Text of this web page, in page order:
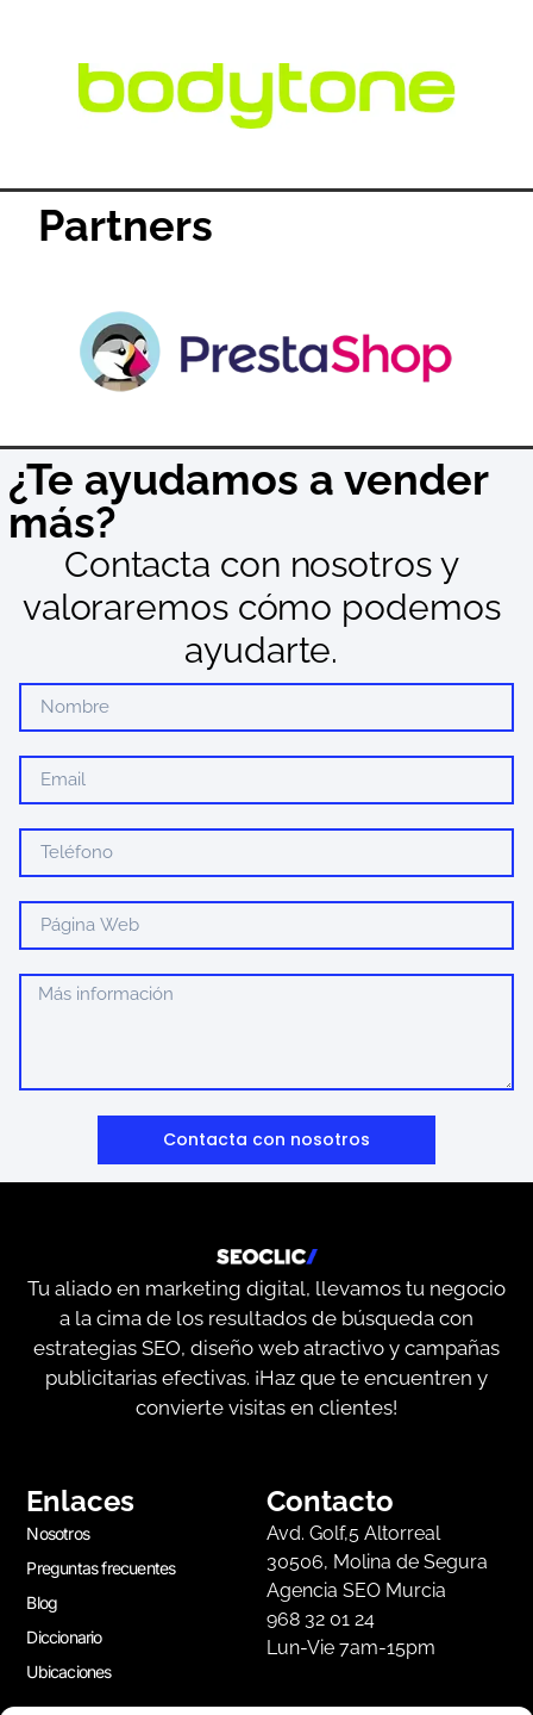
Partners
¿Te ayudamos a vender
más?
Contacta con nosotros y
valoraremos cómo podemos
ayudarte.
Contacta con nosotros
Tu aliado en marketing digital, llevamos tu negocio
a la cima de los resultados de búsqueda con
estrategias SEO, diseño web atractivo y campañas
publicitarias efectivas. ¡Haz que te encuentren y
convierte visitas en clientes!
Enlaces
Nosotros
Preguntas frecuentes
Blog
Diccionario
Ubicaciones
Contacto
Avd. Golf,5 Altorreal
30506, Molina de Segura
Agencia SEO Murcia
968 32 01 24
Lun-Vie 7am-15pm